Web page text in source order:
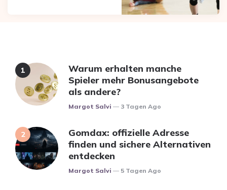
Warum erhalten manche
Spieler mehr Bonusangebote
als andere?
Posted
Margot Salvi 3 Tagen Ago
Gomdax: offizielle Adresse
finden und sichere Alternativen
entdecken
Posted
Margot Salvi 5 Tagen Ago